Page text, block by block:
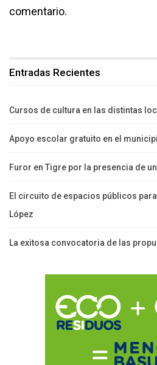
comentario.
Entradas Recientes
Cursos de cultura en las distintas
Apoyo escolar gratuito en el
Furor en Tigre por la presencia de
El circuito de espacios públicos
López
La exitosa convocatoria de las